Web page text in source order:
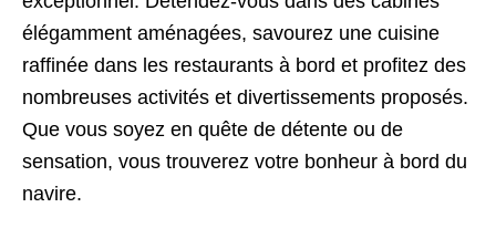
élégamment aménagées, savourez une cuisine
raffinée dans les restaurants à bord et profitez des
nombreuses activités et divertissements proposés.
Que vous soyez en quête de détente ou de
sensation, vous trouverez votre bonheur à bord du
navire.